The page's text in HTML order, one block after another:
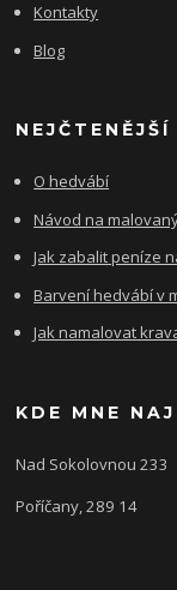
Kontakty
Blog
O hedvábí
Návod na
Jak zabalit peníze
Barvení hedvábí v
Jak namalovat
KDE MNE
Nad Sokolovnou 233
Poříčany, 289 14